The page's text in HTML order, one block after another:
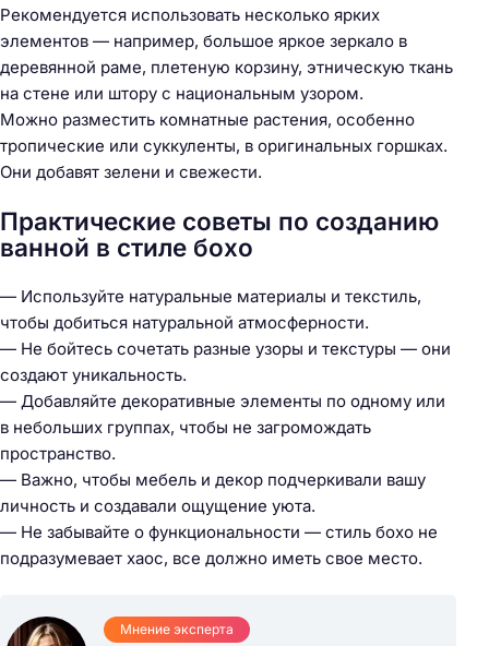
Рекомендуется использовать несколько ярких
элементов — например, большое яркое зеркало в
деревянной раме, плетеную корзину, этническую ткань
на стене или штору с национальным узором.
Можно разместить комнатные растения, особенно
тропические или суккуленты, в оригинальных горшках.
Они добавят зелени и свежести.
Практические советы по созданию
ванной в стиле бохо
— Используйте натуральные материалы и текстиль,
чтобы добиться натуральной атмосферности.
— Не бойтесь сочетать разные узоры и текстуры — они
создают уникальность.
— Добавляйте декоративные элементы по одному или
в небольших группах, чтобы не загромождать
пространство.
— Важно, чтобы мебель и декор подчеркивали вашу
личность и создавали ощущение уюта.
— Не забывайте о функциональности — стиль бохо не
подразумевает хаос, все должно иметь свое место.
Мнение эксперта
а
й
и
: